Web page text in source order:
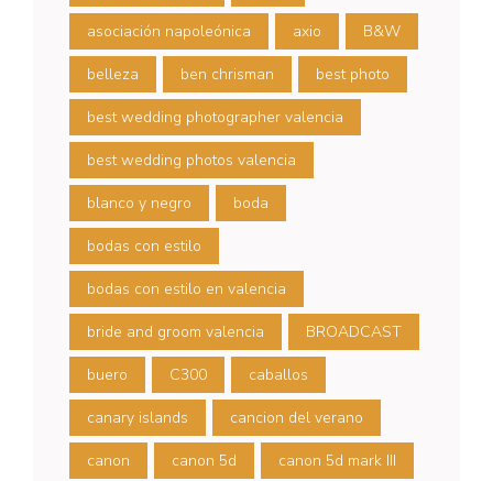
asociación napoleónica axio B&W
belleza ben chrisman best photo
best wedding photographer valencia
best wedding photos valencia
blanco y negro boda
bodas con estilo
bodas con estilo en valencia
bride and groom valencia BROADCAST
buero C300 caballos
canary islands cancion del verano
canon canon 5d canon 5d mark III